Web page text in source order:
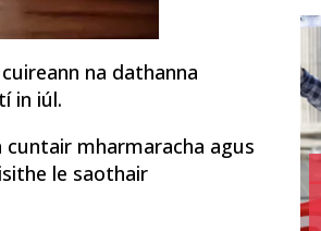
na dathanna
in iúl.
mharmaracha agus
le saothair